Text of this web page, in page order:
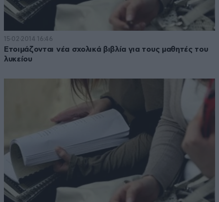
15·02·2014 16:46
Ετοιμάζονται νέα σχολικά βιβλία για τους μαθητές του
λυκείου